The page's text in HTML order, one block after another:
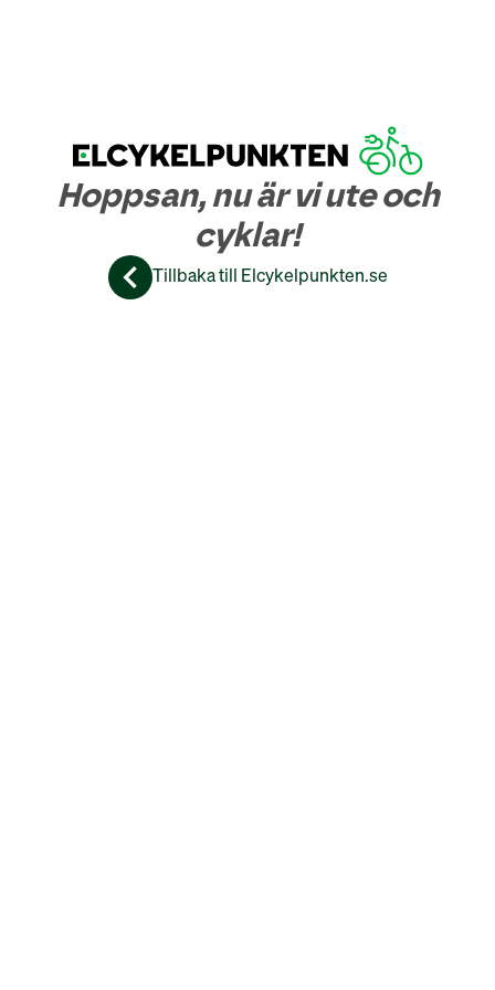
Hoppsan, nu är vi ute och
cyklar!
Tillbaka till Elcykelpunkten.se